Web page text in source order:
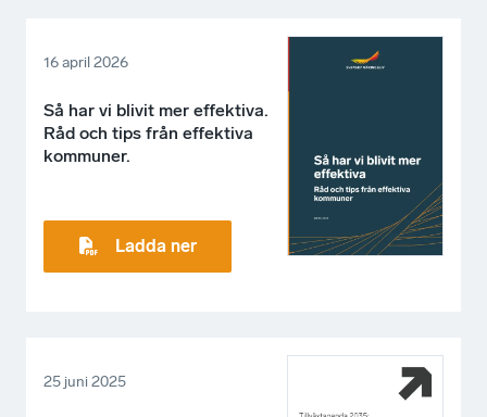
16 april 2026
Så har vi blivit mer effektiva.
Råd och tips från effektiva
kommuner.
Ladda ner
25 juni 2025